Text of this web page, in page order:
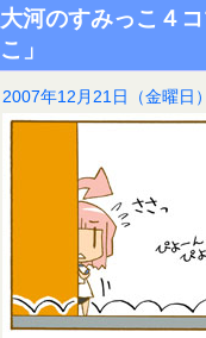
大河のすみっこ４
こ」
2007年12月21日（金曜日